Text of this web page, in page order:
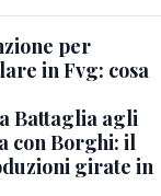
per
in Fvg: cosa
Battaglia agli
con Borghi: il
girate in